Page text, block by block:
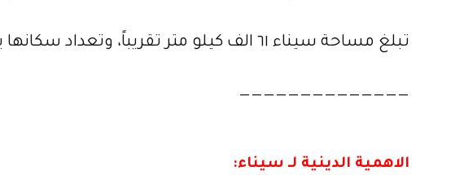
تبلغ مساحة سيناء ٦١ الف كيلو متر تقريباً، وتعداد سكانها يصل إلى ٤ مليون نسمة تقريباً.
——————————————
الاهمية الدينية لـ سيناء: